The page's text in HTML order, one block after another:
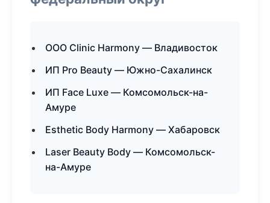
ООО Clinic Harmony — Владивосток
ИП Pro Beauty — Южно-Сахалинск
ИП Face Luxe — Комсомольск-на-
Амуре
Esthetic Body Harmony — Хабаровск
Laser Beauty Body — Комсомольск-
на-Амуре